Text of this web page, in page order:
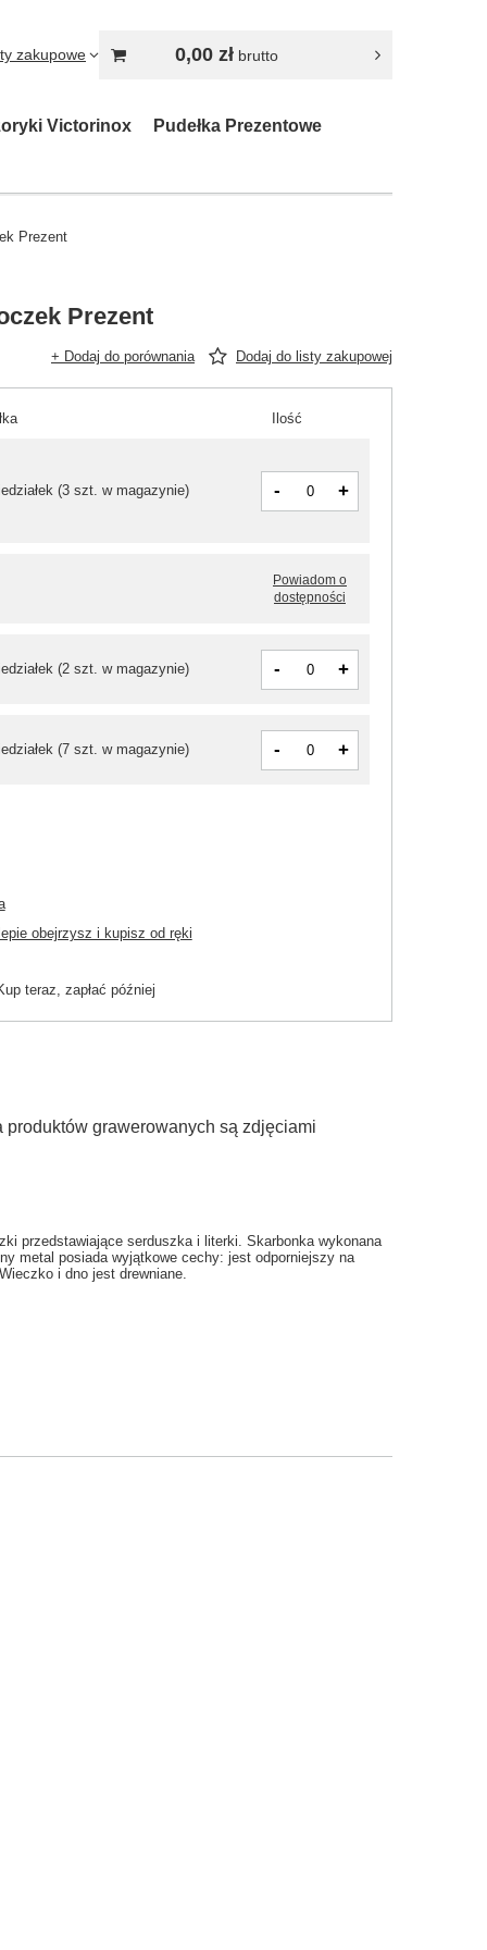
zakupowe 0,00 złbrutto
Victorinox Pudełka Prezentowe
Prezent
Prezent
+ Dodaj do porównania Dodaj do listy zakupowej
Ilość
Powiadom o
dostępności
(2 szt. w magazynie) - +
(7 szt. w magazynie) - +
(3 szt. w magazynie) - +
obejrzysz i kupisz od ręki
teraz, zapłać później
grawerowanych są zdjęciami
przedstawiające serduszka i literki. Skarbonka wykonana
metal posiada wyjątkowe cechy: jest odporniejszy na
i dno jest drewniane.